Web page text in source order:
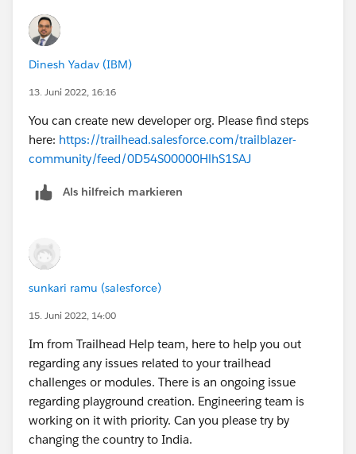
Dinesh Yadav (IBM)
13. Juni 2022, 16:16
You can create new developer org. Please find steps
here: https://trailhead.salesforce.com/trailblazer-
community/feed/0D54S00000HlhS1SAJ
Als hilfreich markieren
sunkari ramu (salesforce)
15. Juni 2022, 14:00
Im from Trailhead Help team, here to help you out
regarding any issues related to your trailhead
challenges or modules. There is an ongoing issue
regarding playground creation. Engineering team is
working on it with priority. Can you please try by
changing the country to India.